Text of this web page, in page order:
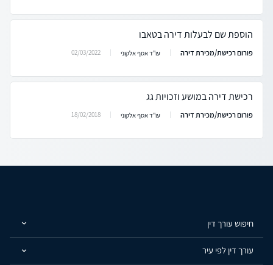
הוספת שם לבעלות דירה בטאבו
פורום רכישת/מכירת דירה עו"ד אסף אלקוני 02/03/2022
רכישת דירה במושע וזכויות גג
פורום רכישת/מכירת דירה עו"ד אסף אלקוני 18/02/2018
חיפוש עורך דין
עורך דין לפי עיר